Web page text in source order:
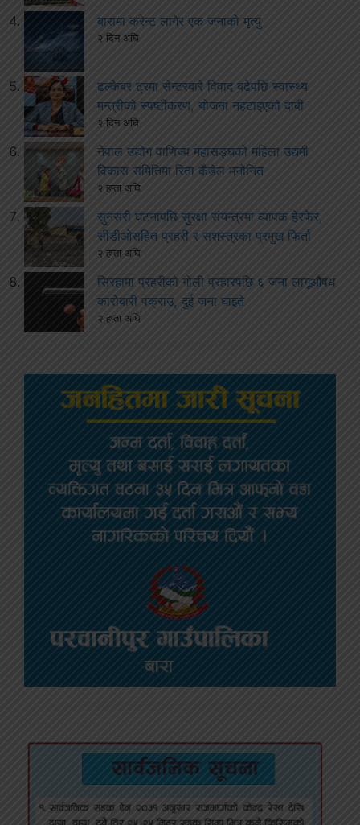
बारामा करेन्ट लागेर एक जनाको मृत्यु
२ दिन अघि
ढल्केबर ट्रमा सेन्टरबारे विवाद बढेपछि स्वास्थ्य
मन्त्रीको स्पष्टीकरण, योजना नहटाइएको दाबी
२ दिन अघि
नेपाल उद्योग वाणिज्य महासङ्घको महिला उद्यमी
विकास समितिमा रिता कँडेल मनोनित
२ हप्ता अघि
सुनसरी घटनापछि सुरक्षा संयन्त्रमा व्यापक हेरफेर,
सीडीओसहित प्रहरी र सशस्त्रका प्रमुख फिर्ता
२ हप्ता अघि
सिरहामा प्रहरीको गोली प्रहारपछि ६ जना लागूऔषध
कारोबारी पक्राउ, दुई जना घाइते
२ हप्ता अघि